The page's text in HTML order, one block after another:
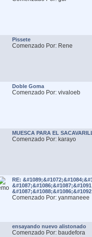
Pissete
Comenzado Por: Rene
Doble Goma
Comenzado Por: vivaloeb
MUESCA PARA EL
Comenzado Por: karayo
RE:
Comenzado Por: yanmaneee
ensayando nuevo alistonado
Comenzado Por: baudefora